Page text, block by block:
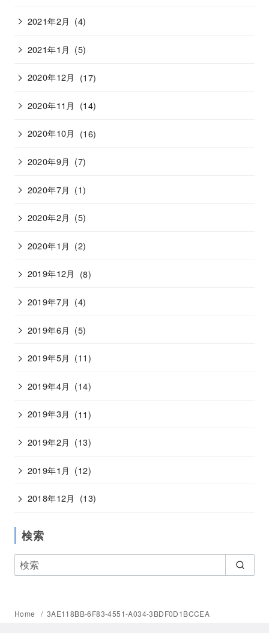
2021年2月 (4)
2021年1月 (5)
2020年12月 (17)
2020年11月 (14)
2020年10月 (16)
2020年9月 (7)
2020年7月 (1)
2020年2月 (5)
2020年1月 (2)
2019年12月 (8)
2019年7月 (4)
2019年6月 (5)
2019年5月 (11)
2019年4月 (14)
2019年3月 (11)
2019年2月 (13)
2019年1月 (12)
2018年12月 (13)
検索
Home 3AE118BB-6F83-4551-A034-3BDF0D1BCCEA